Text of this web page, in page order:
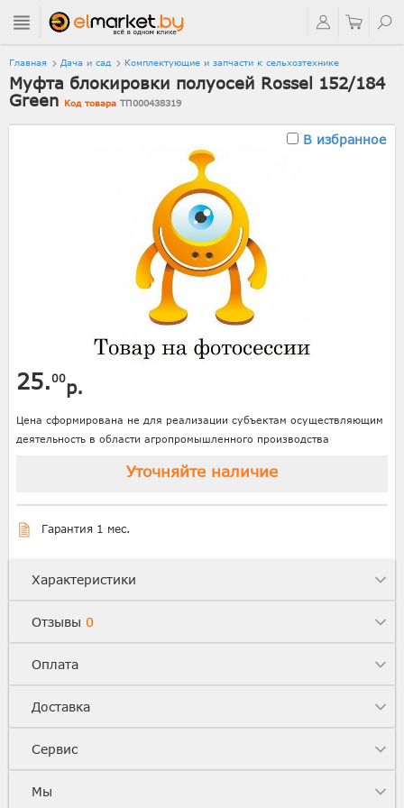
Главная Дача и сад Комплектующие и запчасти к сельхозтехнике
Муфта блокировки полуосей Rossel 152/184
Green Код товара ТП000438319
В избранное
25.00р.
Цена сформирована не для реализации субъектам осуществляющим
деятельность в области агропромышленного производства
Уточняйте наличие
Гарантия 1 мес.
Характеристики
Отзывы 0
Оплата
Доставка
Сервис
Мы